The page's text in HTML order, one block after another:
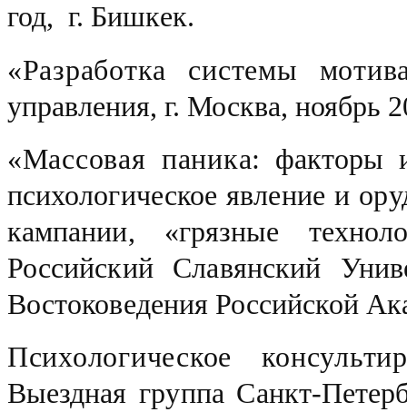
год, г. Бишкек.
«Разработка системы
управления, г. Москва, ноябрь
«Массовая паника: факторы
психологическое явление и
кампании, «грязные
Российский Славянский
Востоковедения Российской
Психологическое
Выездная группа Санкт-